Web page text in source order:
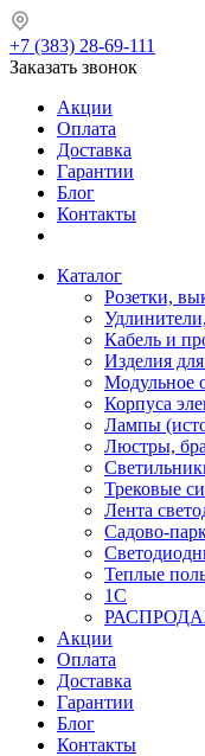
+7 (383) 28-69-111
Заказать звонок
Акции
Оплата
Доставка
Гарантии
Блог
Контакты
Каталог
Розетки,
Кабель и
Изделия
Модульное
Корпуса
Лампы
Люстры,
Трековые
Лента
Садово-
Теплые
1С
Акции
Оплата
Доставка
Гарантии
Блог
Контакты